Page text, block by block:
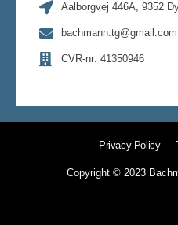
Aalborgvej 446A, 9352
bachmann.tg@gmail.com
CVR-nr: 41350946
Copyright © 2023
Privacy Policy